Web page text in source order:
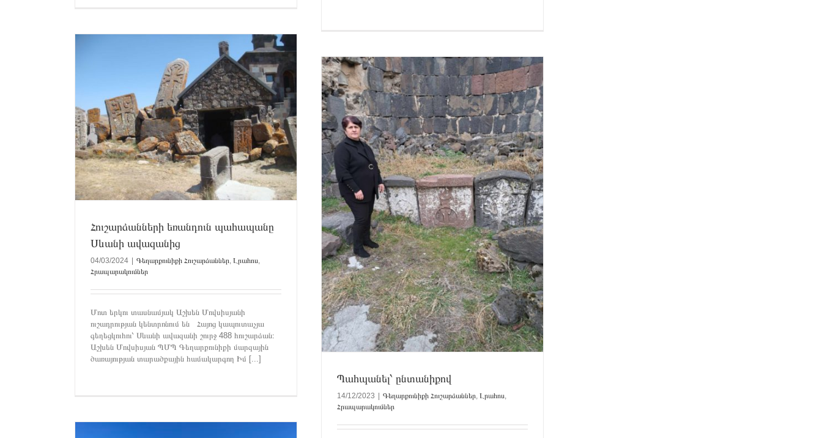
Հուշարձանների եռանդուն պահապանը
Սևանի ավազանից
04/03/2024 Գեղարքունիքի Հուշարձաններ, Լրահոս,
Հրապարակումներ
Մոտ երկու տասնամյակ Աշխեն Մովսիսյանի
ուշադրության կենտրոնում են Հայոց կապուտաչյա
գեղեցկուհու՝ Սևանի ավազանի շուրջ 488 հուշարձան։
Աշխեն Մովսիսյան ՊՄՊ Գեղարքունիքի մարզային
ծառայության տարածքային համակարգող Իմ [...]
Գեղարքունիքի Հուշարձաններ Լրահոս Հրապարակումներ
Պահպանել՝ ընտանիքով
14/12/2023 | Գեղարքունիքի Հուշարձաններ Լրահոս
Հրապարակումներ